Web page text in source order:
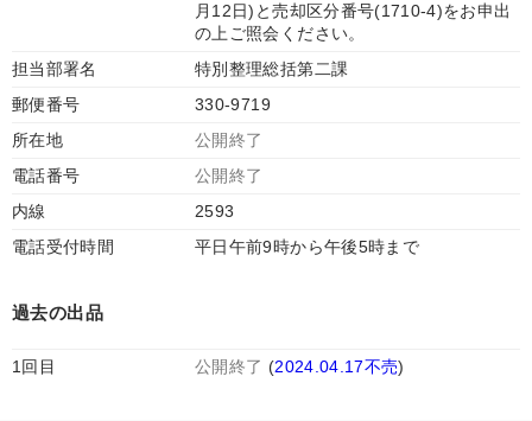
月12日)と売却区分番号(1710-4)をお申出
の上ご照会ください。
担当部署名
特別整理総括第二課
郵便番号
330-9719
所在地
公開終了
電話番号
公開終了
内線
2593
電話受付時間
平日午前9時から午後5時まで
過去の出品
1回目 公開終了 (2024.04.17不売)